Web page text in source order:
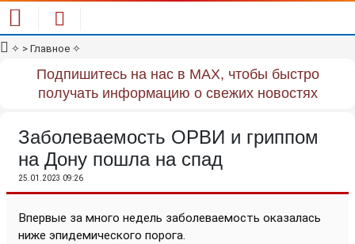
✧ > Главное ✧
Подпишитесь на нас в MAX, чтобы быстро
получать информацию о свежих новостях
Заболеваемость ОРВИ и гриппом
на Дону пошла на спад
25.01.2023 09:26
Впервые за много недель заболеваемость оказалась
ниже эпидемического порога.